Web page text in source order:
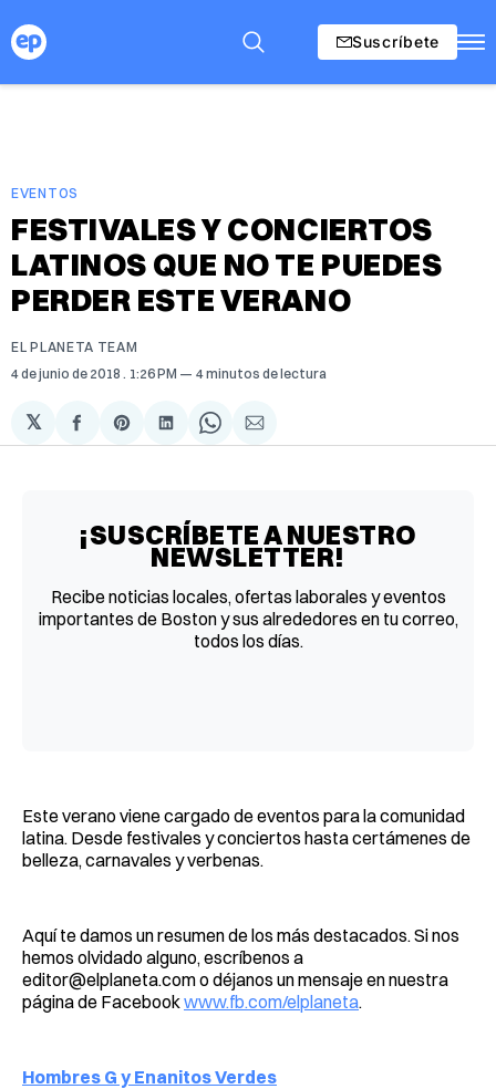
Suscríbete
EVENTOS
FESTIVALES Y CONCIERTOS
LATINOS QUE NO TE PUEDES
PERDER ESTE VERANO
EL PLANETA TEAM
4 de junio de 2018 . 1:26 PM 4 minutos de lectura
𝕏
Compartir
en
Share
on
Compartir
en
Share
on
Compartir
via
¡SUSCRÍBETE A NUESTRO
NEWSLETTER!
Recibe noticias locales, ofertas laborales y eventos
importantes de Boston y sus alrededores en tu correo,
todos los días.
Este verano viene cargado de eventos para la comunidad
latina. Desde festivales y conciertos hasta certámenes de
belleza, carnavales y verbenas.
Aquí te damos un resumen de los más destacados. Si nos
hemos olvidado alguno, escríbenos a
editor@elplaneta.como déjanos un mensaje en nuestra
página de Facebookwww.fb.com/elplaneta.
Hombres G y Enanitos Verdes